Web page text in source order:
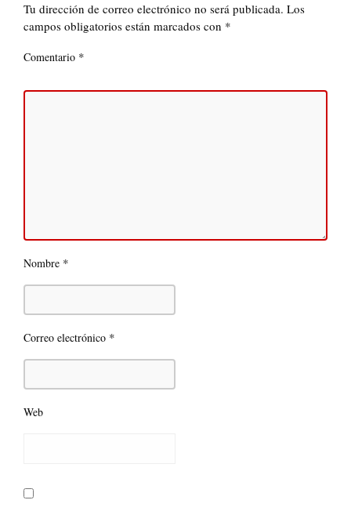
Tu dirección de correo electrónico no será publicada. Los
campos obligatorios están marcados con *
Comentario *
Nombre *
Correo electrónico *
Web